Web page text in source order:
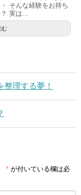
そんな経験をお持ち
実は...
む
理する夢！
* が付いている欄は必